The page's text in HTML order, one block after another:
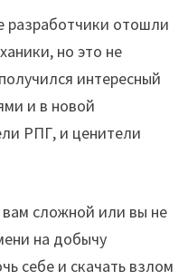
разработчики отошли
но это не
интересный
и в новой
РПГ, и ценители
вам сложной или вы не
на добычу
себе и скачать взлом